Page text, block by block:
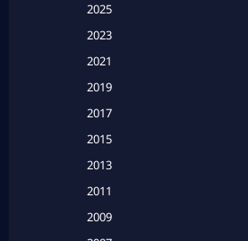
Based on a True Story สร้างจาก
Based on a True Story เรื่องจ
Based on a True Story เรื่องจ
2025
2023
2021
2019
2017
2015
2013
2011
2009